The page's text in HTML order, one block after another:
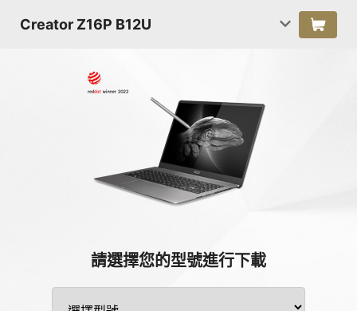
Creator Z16P B12U
請選擇您的型號進行下載